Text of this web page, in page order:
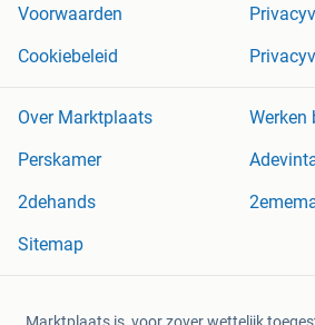
Voorwaarden
Cookiebeleid
Over Marktplaats
Werken
Perskamer
2dehands
Sitemap